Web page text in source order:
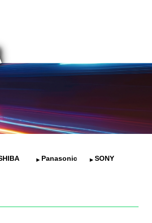
Panasonic SONY